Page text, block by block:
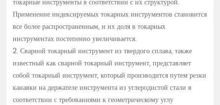
Применение индексируемых токарных инструментов становится
все более распространенным, и их доля в токарных
инструментах постепенно увеличивается.
2. Сварной токарный инструмент из твердого сплава, также
известный как сварной токарный инструмент, представляет
собой токарный инструмент, который производится путем резки
канавки на держателе инструмента из углеродистой стали в
соответствии с требованиями к геометрическому углу